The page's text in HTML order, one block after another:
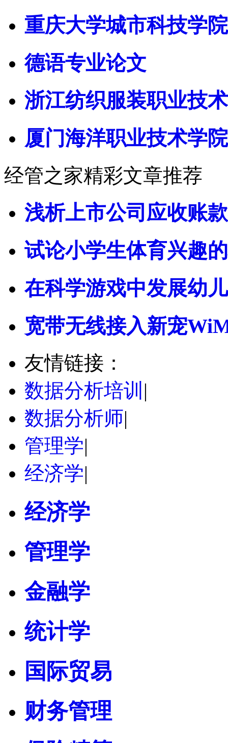
重庆大学城市科技学院
德语专业论文
浙江纺织服装职业技
厦门海洋职业技术学院
经管之家精彩文章推荐
浅析上市公司应收账
试论小学生体育兴趣
在科学游戏中发展幼
宽带无线接入新宠
友情链接：
数据分析培训 |
数据分析师|
管理学|
经济学|
经济学
管理学
金融学
统计学
国际贸易
财务管理